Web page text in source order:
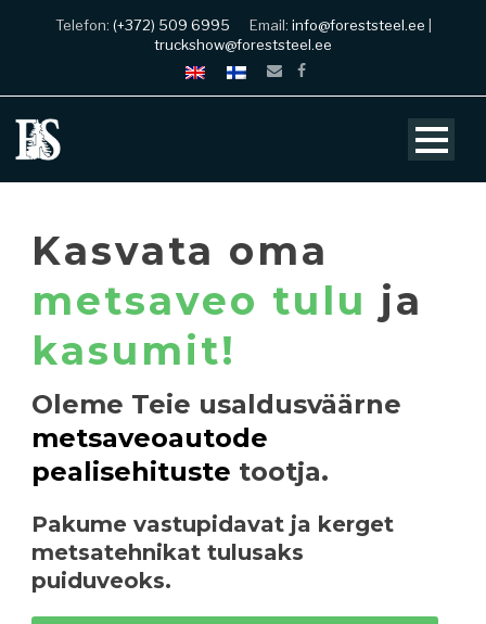
Telefon: (+372) 509 6995 Email: info@foreststeel.ee
truckshow@foreststeel.ee
Kasvata oma
metsaveo tulu ja
kasumit!
Oleme Teie usaldusväärne
metsaveoautode
pealisehituste tootja.
Pakume vastupidavat ja kerget
metsatehnikat tulusaks
puiduveoks.